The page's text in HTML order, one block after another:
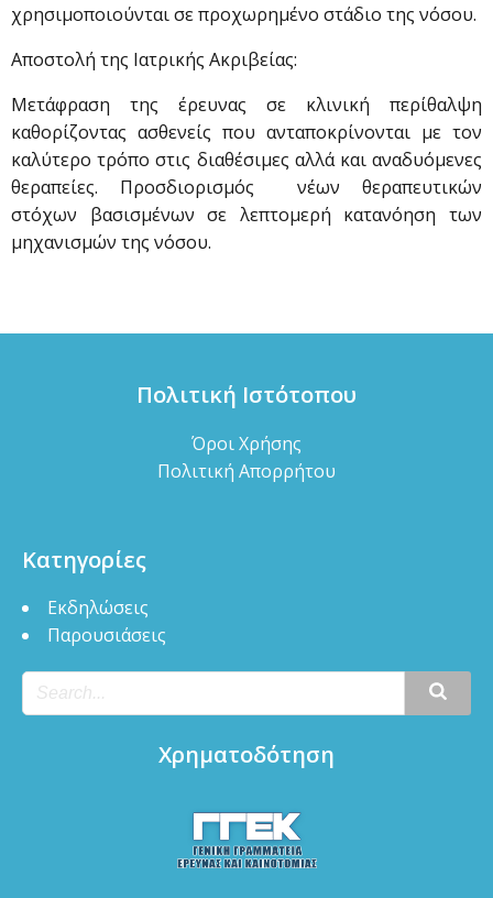
χρησιμοποιούνται σε προχωρημένο στάδιο της νόσου.
Αποστολή της Ιατρικής Ακριβείας:
Μετάφραση της έρευνας σε κλινική περίθαλψη
καθορίζοντας ασθενείς που ανταποκρίνονται με τον
καλύτερο τρόπο στις διαθέσιμες αλλά και αναδυόμενες
θεραπείες. Προσδιορισμός νέων θεραπευτικών
στόχων βασισμένων σε λεπτομερή κατανόηση των
μηχανισμών της νόσου.
Κατηγορίες
Εκδηλώσεις
Παρουσιάσεις
Χρηματοδότηση
Πολιτική Ιστότοπου
Όροι Χρήσης
Πολιτική Απορρήτου